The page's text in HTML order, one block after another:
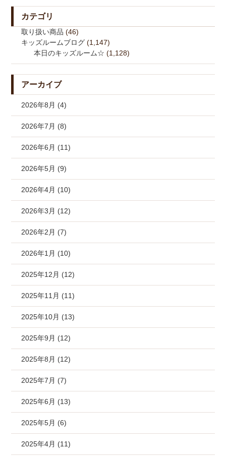
カテゴリ
取り扱い商品 (46)
キッズルームブログ (1,147)
本日のキッズルーム☆ (1,128)
アーカイブ
2026年8月 (4)
2026年7月 (8)
2026年6月 (11)
2026年5月 (9)
2026年4月 (10)
2026年3月 (12)
2026年2月 (7)
2026年1月 (10)
2025年12月 (12)
2025年11月 (11)
2025年10月 (13)
2025年9月 (12)
2025年8月 (12)
2025年7月 (7)
2025年6月 (13)
2025年5月 (6)
2025年4月 (11)